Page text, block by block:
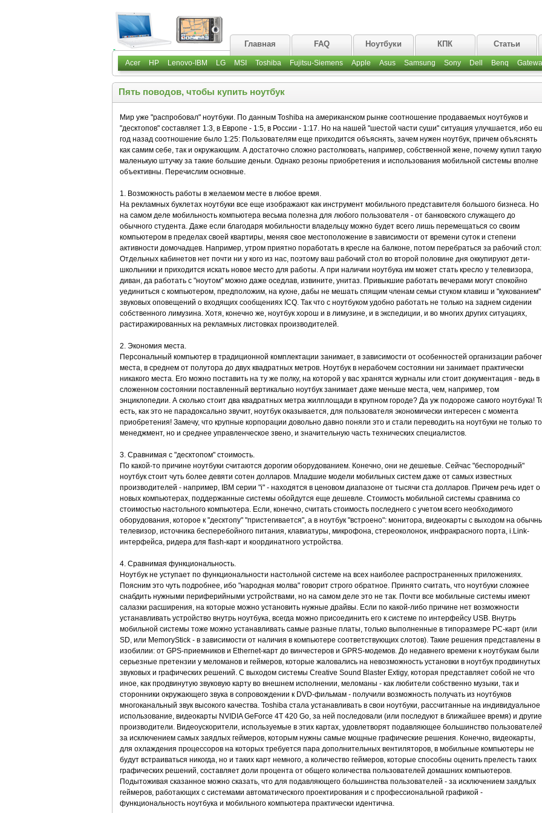
Главная FAQ Ноутбуки КПК Статьи
Acer HP Lenovo-IBM LG MSI Toshiba Fujitsu-Siemens Apple Asus Samsung Sony Dell Benq
Пять поводов, чтобы купить ноутбук
Мир уже "распробовал" ноутбуки. По данным Toshiba на американском рынке соотношение продаваемых ноутбуков и
"десктопов" составляет 1:3, в Европе - 1:5, в России - 1:17. Но на нашей "шестой части суши" ситуация улучшается, ибо
год назад соотношение было 1:25: Пользователям еще приходится объяснять, зачем нужен ноутбук, причем объяснять
как самим себе, так и окружающим. А достаточно сложно растолковать, например, собственной жене, почему купил такую
маленькую штучку за такие большие деньги. Однако резоны приобретения и использования мобильной системы вполне
объективны. Перечислим основные.
1. Возможность работы в желаемом месте в любое время.
На рекламных буклетах ноутбуки все еще изображают как инструмент мобильного представителя большого бизнеса. Но
на самом деле мобильность компьютера весьма полезна для любого пользователя - от банковского служащего до
обычного студента. Даже если благодаря мобильности владельцу можно будет всего лишь перемещаться со своим
компьютером в пределах своей квартиры, меняя свое местоположение в зависимости от времени суток и степени
активности домочадцев. Например, утром приятно поработать в кресле на балконе, потом перебраться за рабочий стол:
Отдельных кабинетов нет почти ни у кого из нас, поэтому ваш рабочий стол во второй половине дня оккупируют дети-
школьники и приходится искать новое место для работы. А при наличии ноутбука им может стать кресло у телевизора,
диван, да работать с "ноутом" можно даже оседлав, извините, унитаз. Привыкшие работать вечерами могут спокойно
уединиться с компьютером, предположим, на кухне, дабы не мешать спящим членам семьи стуком клавиш и "кукованием"
звуковых оповещений о входящих сообщениях ICQ. Так что с ноутбуком удобно работать не только на заднем сидении
собственного лимузина. Хотя, конечно же, ноутбук хорош и в лимузине, и в экспедиции, и во многих других ситуациях,
растиражированных на рекламных листовках производителей.
2. Экономия места.
Персональный компьютер в традиционной комплектации занимает, в зависимости от особенностей организации
места, в среднем от полутора до двух квадратных метров. Ноутбук в нерабочем состоянии ни занимает практически
никакого места. Его можно поставить на ту же полку, на которой у вас хранятся журналы или стоит документация - ведь в
сложенном состоянии поставленный вертикально ноутбук занимает даже меньше места, чем, например, том
энциклопедии. А сколько стоит два квадратных метра жилплощади в крупном городе? Да уж подороже самого ноутбука!
есть, как это не парадоксально звучит, ноутбук оказывается, для пользователя экономически интересен с момента
приобретения! Замечу, что крупные корпорации довольно давно поняли это и стали переводить на ноутбуки не только
менеджмент, но и среднее управленческое звено, и значительную часть технических специалистов.
3. Сравнимая с "десктопом" стоимость.
По какой-то причине ноутбуки считаются дорогим оборудованием. Конечно, они не дешевые. Сейчас "беспородный"
ноутбук стоит чуть более девяти сотен долларов. Младшие модели мобильных систем даже от самых известных
производителей - например, IBM серии "i" - находятся в ценовом диапазоне от тысячи ста долларов. Причем речь идет о
новых компьютерах, поддержанные системы обойдутся еще дешевле. Стоимость мобильной системы сравнима со
стоимостью настольного компьютера. Если, конечно, считать стоимость последнего с учетом всего необходимого
оборудования, которое к "десктопу" "пристегивается", а в ноутбук "встроено": монитора, видеокарты с выходом на
телевизор, источника бесперебойного питания, клавиатуры, микрофона, стереоколонок, инфракрасного порта, i.Link-
интерфейса, ридера для flash-карт и координатного устройства.
4. Сравнимая функциональность.
Ноутбук не уступает по функциональности настольной системе на всех наиболее распространенных приложениях.
Поясним это чуть подробнее, ибо "народная молва" говорит строго обратное. Принято считать, что ноутбуки сложнее
снабдить нужными периферийными устройствами, но на самом деле это не так. Почти все мобильные системы имеют
салазки расширения, на которые можно установить нужные драйвы. Если по какой-либо причине нет возможности
устанавливать устройство внутрь ноутбука, всегда можно присоединить его к системе по интерфейсу USB. Внутрь
мобильной системы тоже можно устанавливать самые разные платы, только выполненные в типоразмере PC-карт (или
SD, или MemoryStick - в зависимости от наличия в компьютере соответствующих слотов). Такие решения представлены в
изобилии: от GPS-приемников и Ethernet-карт до винчестеров и GPRS-модемов. До недавнего времени к ноутбукам были
серьезные претензии у меломанов и геймеров, которые жаловались на невозможность установки в ноутбук продвинутых
звуковых и графических решений. С выходом системы Creative Sound Blaster Extigy, которая представляет собой не что
иное, как продвинутую звуковую карту во внешнем исполнении, меломаны - как любители собственно музыки, так и
сторонники окружающего звука в сопровождении к DVD-фильмам - получили возможность получать из ноутбуков
многоканальный звук высокого качества. Toshiba стала устанавливать в свои ноутбуки, рассчитанные на индивидуальное
использование, видеокарты NVIDIA GeForce 4T 420 Go, за ней последовали (или последуют в ближайшее время) и другие
производители. Видеоускорители, используемые в этих картах, удовлетворят подавляющее большинство
за исключением самых заядлых геймеров, которым нужны самые мощные графические решения. Конечно, видеокарты,
для охлаждения процессоров на которых требуется пара дополнительных вентиляторов, в мобильные компьютеры не
будут встраиваться никогда, но и таких карт немного, а количество геймеров, которые способны оценить прелесть таких
графических решений, составляет доли процента от общего количества пользователей домашних компьютеров.
Подытоживая сказанное можно сказать, что для подавляющего большинства пользователей - за исключением заядлых
геймеров, работающих с системами автоматического проектирования и с профессиональной графикой -
функциональность ноутбука и мобильного компьютера практически идентична.